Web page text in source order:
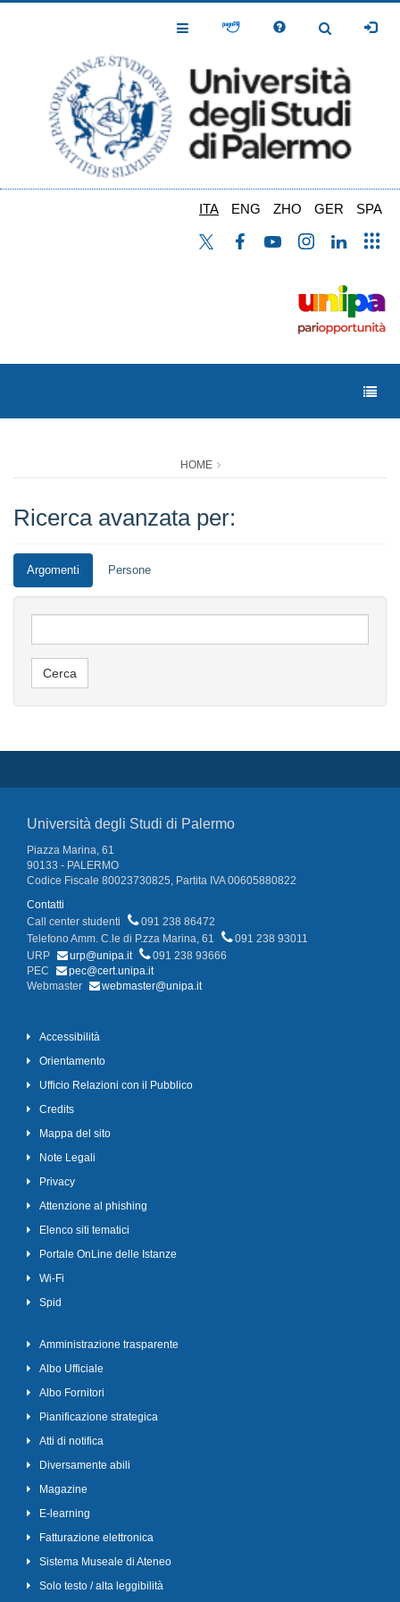
Toggle
Toggle
ITA ENG ZHO GER SPA
HOME
Ricerca avanzata per:
Argomenti Persone
Università degli Studi di Palermo
Piazza Marina, 61
90133 - PALERMO
Codice Fiscale 80023730825, Partita IVA 00605880822
Contatti
Call center studenti
091 238 86472
Telefono Amm. C.le di P.zza Marina, 61
091 238 93011
URP
urp@unipa.it
091 238 93666
PEC
pec@cert.unipa.it
Webmaster
webmaster@unipa.it
Accessibilità
Orientamento
Ufficio Relazioni con il Pubblico
Credits
Mappa del sito
Note Legali
Privacy
Attenzione al phishing
Elenco siti tematici
Portale OnLine delle Istanze
Wi-Fi
Spid
Amministrazione trasparente
Albo Ufficiale
Albo Fornitori
Pianificazione strategica
Atti di notifica
Diversamente abili
Magazine
E-learning
Fatturazione elettronica
Sistema Museale di Ateneo
Solo testo / alta leggibilità